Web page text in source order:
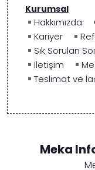
Meka
Kurumsal
Hakkımızda
Kariyer
Sık Sorulan
İletişim
Teslimat ve